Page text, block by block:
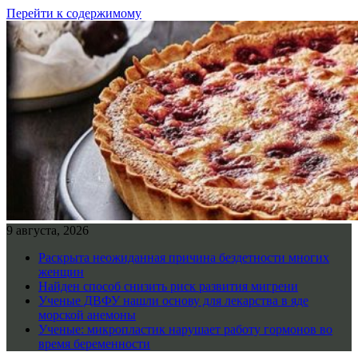
Перейти к содержимому
9 августа, 2026
Раскрыта неожиданная причина бездетности многих
женщин
Найден способ снизить риск развития мигрени
Ученые ДВФУ нашли основу для лекарства в яде
морской анемоны
Ученые: микропластик нарушает работу гормонов во
время беременности